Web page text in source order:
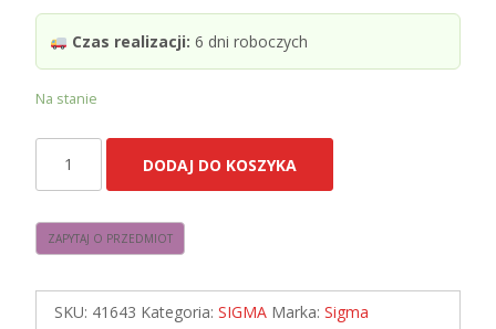
Czas realizacji: 6 dni roboczych
Na stanie
BAR
1
M
zwis
DODAJ DO KOSZYKA
SKU: 41643 Kategoria: SIGMA Marka: Sigma